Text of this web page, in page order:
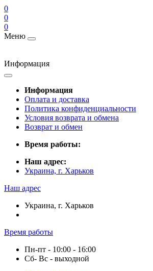
0
0
0
Меню
Информация
Информация
Оплата и доставка
Политика конфиденциальности
Условия возврата и обмена
Возврат и обмен
Время работы:
Наш адрес:
Украина, г. Харьков
Наш адрес
Украина, г. Харьков
Время работы
Пн-пт - 10:00 - 16:00
Сб- Вс - выходной